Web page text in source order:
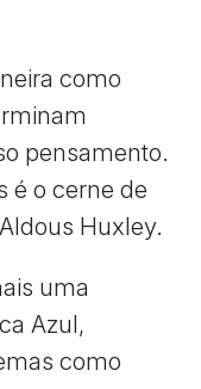
como
pensamento.
é o cerne de
Huxley.
uma
Azul,
como